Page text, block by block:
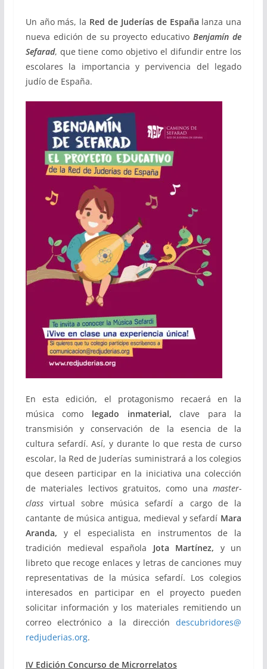
Un año más, la Red de Juderías de España lanza una
nueva edición de su proyecto educativoBenjamín de
Sefarad, que tiene como objetivo el difundir entre los
escolares la importancia y pervivencia del legado
judío de España.
En esta edición, el protagonismo recaerá en la
música como legado inmaterial,
clave para la
transmisión y conservación de la esencia de la
cultura sefardí. Así, y durante lo que resta de curso
escolar, la Red de Juderías suministrará a los colegios
que deseen participar en la iniciativa una colección
de materiales lectivos gratuitos, como unamaster-
classvirtual sobre música sefardí a cargo de la
cantante de música antigua, medieval y sefardí Mara
Aranda, y el especialista en instrumentos de la
tradición medieval española Jota Martínez, y un
libreto que recoge enlaces y letras de canciones muy
representativas de la música sefardí. Los colegios
interesados en participar en el proyecto pueden
solicitar información y los materiales remitiendo un
correo electrónico a la direccióndescubridores@
redjuderias.org.
IV Edición Concurso de Microrrelatos